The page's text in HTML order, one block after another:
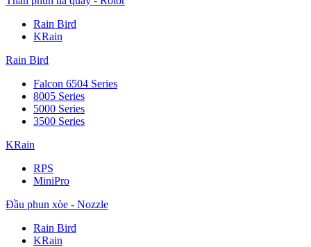
Rain Bird
KRain
Rain Bird
Falcon 6504 Series
8005 Series
5000 Series
3500 Series
KRain
RPS
MiniPro
Đầu phun xòe - Nozzle
Rain Bird
KRain